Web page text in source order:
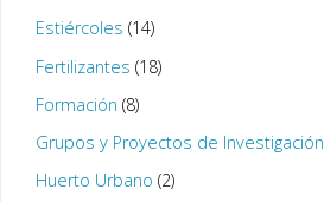
Estiércoles (14)
Fertilizantes (18)
Formación (8)
Grupos y Proyectos de Investigación
Huerto Urbano (2)